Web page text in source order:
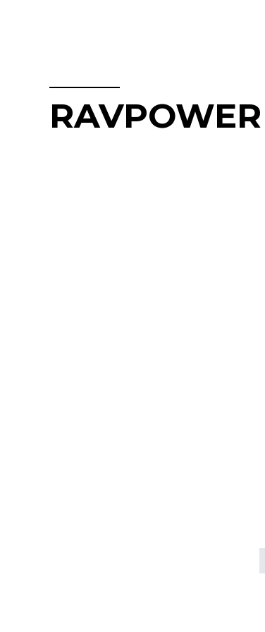
RAVPOWER